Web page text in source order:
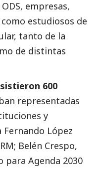
empresas,
estudiosos de
tanto de la
de distintas
600
representadas
y
López
Belén Crespo,
para Agenda 2030